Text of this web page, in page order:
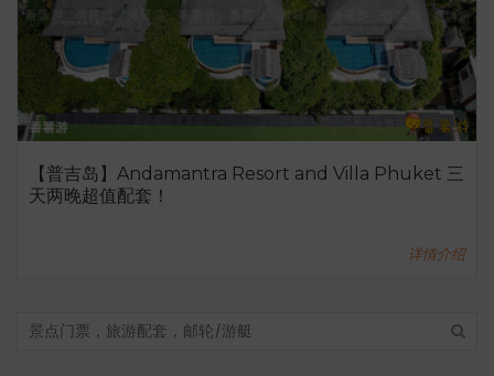
【普吉岛】Andamantra Resort and Villa Phuket 三
天两晚超值配套！
详情介绍